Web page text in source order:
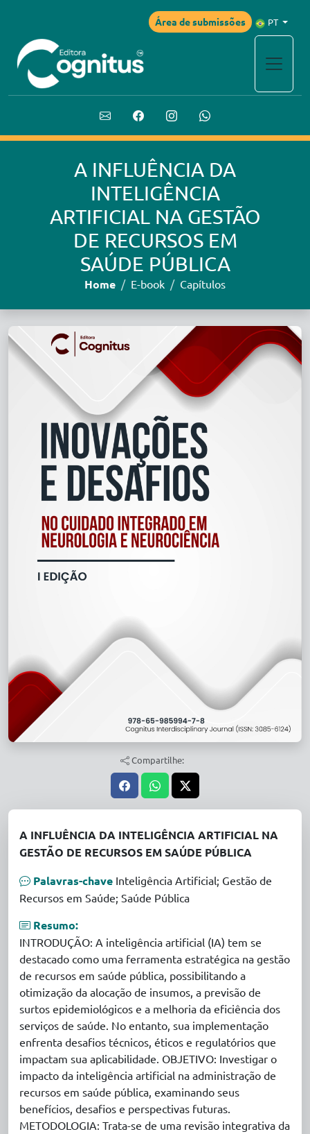
Área de submissões PT
A INFLUÊNCIA DA
INTELIGÊNCIA
ARTIFICIAL NA GESTÃO
DE RECURSOS EM
SAÚDE PÚBLICA
Home E-book Capítulos
Compartilhe:
A INFLUÊNCIA DA INTELIGÊNCIA ARTIFICIAL NA
GESTÃO DE RECURSOS EM SAÚDE PÚBLICA
Palavras-chave Inteligência Artificial; Gestão de
Recursos em Saúde; Saúde Pública
Resumo:
INTRODUÇÃO: A inteligência artificial (IA) tem se
destacado como uma ferramenta estratégica na gestão
de recursos em saúde pública, possibilitando a
otimização da alocação de insumos, a previsão de
surtos epidemiológicos e a melhoria da eficiência dos
serviços de saúde. No entanto, sua implementação
enfrenta desafios técnicos, éticos e regulatórios que
impactam sua aplicabilidade. OBJETIVO: Investigar o
impacto da inteligência artificial na administração de
recursos em saúde pública, examinando seus
benefícios, desafios e perspectivas futuras.
METODOLOGIA: Trata-se de uma revisão integrativa da